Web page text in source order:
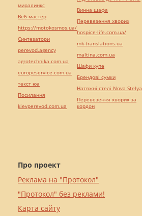
Про проект
Реклама на "Протокол"
"Протокол" без реклами!
Карта сайту
миралинкс
Веб мастер
https://motokosmos.ua/
Синтезатори
perevod.agency
agrotechnika.com.ua
europeservice.com.ua
текст юа
Посилання
kievperevod.com.ua
Винна шафа
Перевезення хворих
hospice-life.com.ua/
mk-translations.ua
maltina.com.ua
Шафи купе
Брендові сумки
Натяжні стелі Nova Stelya
Перевезення хворих за
кордон